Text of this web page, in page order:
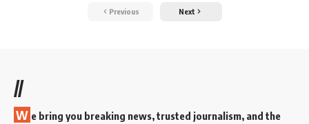
Previous Next
//
W e bring you breaking news, trusted journalism, and the